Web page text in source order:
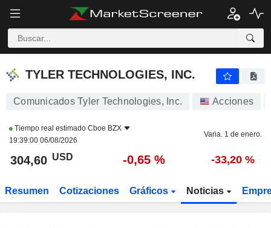
TYLER TECHNOLOGIES, INC.
TYLER TECHNOLOGIES, INC.
Comunicados Tyler Technologies, Inc. Acciones
Tiempo real estimado Cboe BZX
19:39:00 06/08/2026
Varia. 1 de enero.
304,60 USD -0,65 % -33,20 %
Resumen Cotizaciones Gráficos Noticias